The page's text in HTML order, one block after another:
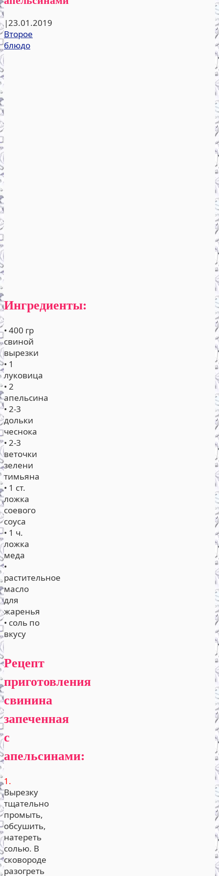
|23.01.2019
Второе
блюдо
Ингредиенты:
• 400 гр
свиной
вырезки
• 1
луковица
• 2
апельсина
• 2-3
дольки
чеснока
• 2-3
веточки
зелени
тимьяна
• 1 ст.
ложка
соевого
соуса
• 1 ч.
ложка
меда
•
растительное
масло
для
жаренья
• соль по
вкусу
Рецепт
приготовления
свинина
запеченная
с
апельсинами:
1.
Вырезку
тщательно
промыть,
обсушить,
натереть
солью. В
сковороде
разогреть